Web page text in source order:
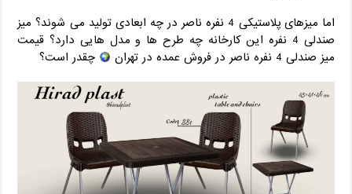
اما میزهای پلاستیکی 4 نفره ناصر در چه ابعادی تولید می شوند؟ میز
صندلی 4 نفره این کارخانه چه طرح ها و مدل هایی دارد؟ قیمت
میز صندلی 4 نفره ناصر در فروش عمده در تهران
چقدر است؟